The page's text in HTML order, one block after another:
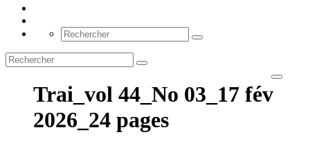
Trai_vol 44_No 03_17 fév
2026_24 pages